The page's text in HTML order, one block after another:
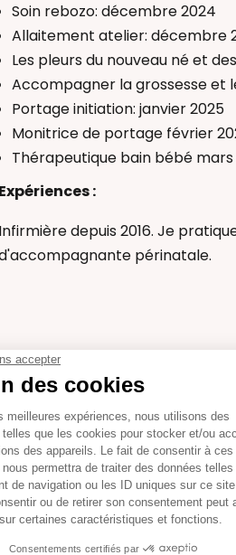
Soin rebozo: décembre 2024
Allaitement atelier: décembre
Les pleurs du nouveau né et
Accompagner la grossesse et
Portage initiation: janvier 2025
Monitrice de portage février
Thérapeutique bain bébé mars
Expériences :
Infirmière depuis 2016. Je
périnatale.